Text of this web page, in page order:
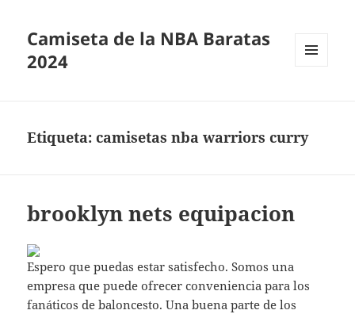
Camiseta de la NBA Baratas
2024
Etiqueta:camisetas nba warriors curry
brooklyn nets equipacion
Espero que puedas estar satisfecho. Somos una
empresa que puede ofrecer conveniencia para los
fanáticos de baloncesto. Una buena parte de los